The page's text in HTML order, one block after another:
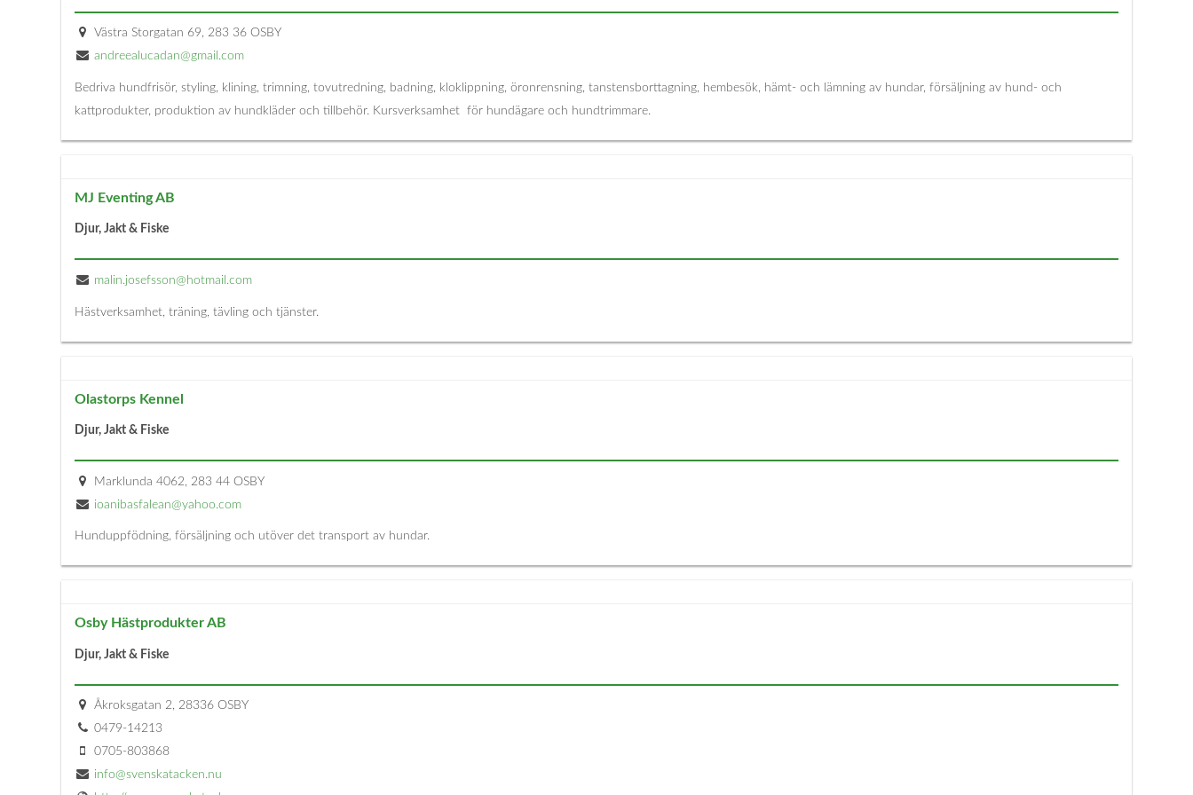
Västra Storgatan 69, 283 36 OSBY
andreealucadan@gmail.com
Bedriva hundfrisör, styling, klining, trimning, tovutredning, badning, kloklippning, öronrensning, tanstensborttagning, hembesök, hämt- och lämning av hundar, försäljning av hund- och
kattprodukter, produktion av hundkläder och tillbehör. Kursverksamhet för hundägare och hundtrimmare.
MJ Eventing AB
Djur, Jakt & Fiske
malin.josefsson@hotmail.com
Hästverksamhet, träning, tävling och tjänster.
Olastorps Kennel
Djur, Jakt & Fiske
Marklunda 4062, 283 44 OSBY
ioanibasfalean@yahoo.com
Hunduppfödning, försäljning och utöver det transport av hundar.
Osby Hästprodukter AB
Djur, Jakt & Fiske
Åkroksgatan 2, 28336 OSBY
0479-14213
0705-803868
info@svenskatacken.nu